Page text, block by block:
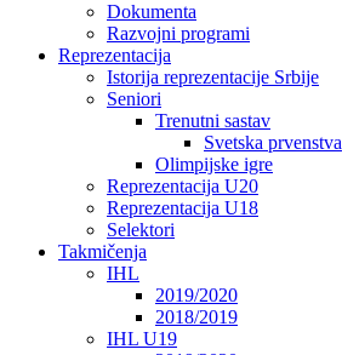
Dokumenta
Razvojni programi
Reprezentacija
Istorija reprezentacije Srbije
Seniori
Trenutni sastav
Svetska prvenstva
Olimpijske igre
Reprezentacija U20
Reprezentacija U18
Selektori
Takmičenja
IHL
2019/2020
2018/2019
IHL U19